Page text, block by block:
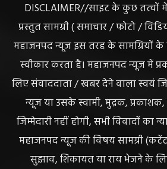
DISCLAIMER//साइट के कुछ तत्वों में
प्रस्तुत सामग्री ( समाचार / फोटो /
महाजनपद न्यूज इस तरह के सामग्रियों के
स्वीकार करता है। महाजनपद न्यूज में
लिए संवाददाता / खबर देने वाला स्वयं
न्यूज या उसके स्वामी, मुद्रक,
जिम्मेदारी नहीं होगी, सभी विवादों का
महाजनपद न्यूज की विषय सामग्री
सुझाव, शिकायत या राय भेजने के